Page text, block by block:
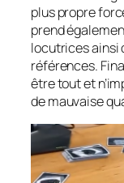
plus propre
prend
locutrices ainsi
références.
être tout et
de mauvaise